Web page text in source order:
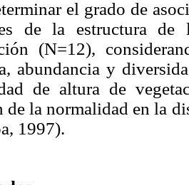
el grado de
de la estructura de
(N=12),
abundancia y
de altura de
de la normalidad en la
1997).